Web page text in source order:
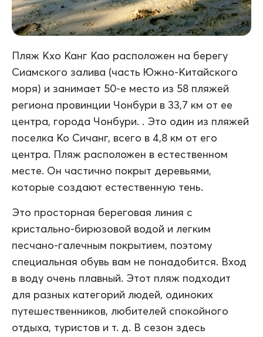
Пляж Кхо Канг Као расположен на берегу
Сиамского залива (часть Южно-Китайского
моря) и занимает 50-е место из 58 пляжей
региона провинции Чонбури в 33,7 км от ее
центра, города Чонбури. . Это один из пляжей
поселка Ко Сичанг, всего в 4,8 км от его
центра. Пляж расположен в естественном
месте. Он частично покрыт деревьями,
которые создают естественную тень.
Это просторная береговая линия с
кристально-бирюзовой водой и легким
песчано-галечным покрытием, поэтому
специальная обувь вам не понадобится. Вход
в воду очень плавный. Этот пляж подходит
для разных категорий людей, одиноких
путешественников, любителей спокойного
отдыха, туристов и т. д. В сезон здесь